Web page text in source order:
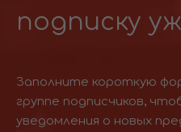
подписку
Заполните короткую
группе подписчиков,
уведомления о новых